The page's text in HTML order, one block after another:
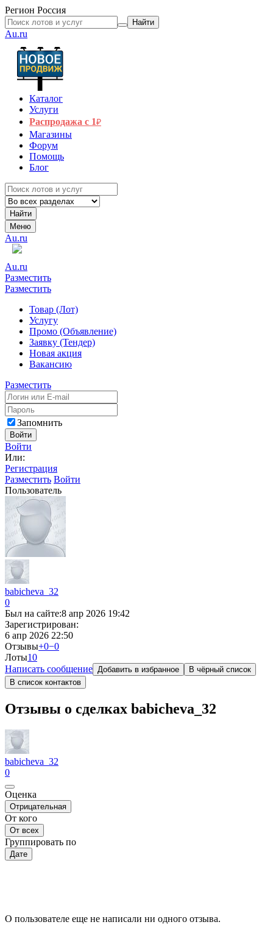
Регион Россия
Найти
Au.ru
Каталог
Услуги
Распродажа с 1₽
Магазины
Форум
Помощь
Блог
Найти
Меню
Au.ru
Au.ru
Разместить
Разместить
Товар (Лот)
Услугу
Промо (Объявление)
Заявку (Тендер)
Новая акция
Вакансию
Разместить
Запомнить
Войти
Войти
Или:
Регистрация
Разместить Войти
Пользователь
babicheva_32
0
Был на сайте:8 апр 2026 19:42
Зарегистрирован:
6 апр 2026 22:50
Отзывы+0−0
Лоты10
Написать сообщение Добавить в избранное
В чёрный список
В список контактов
Отзывы о сделках babicheva_32
babicheva_32
0
Оценка
Отрицательная
От кого
От всех
Группировать по
Дате
О пользователе еще не написали ни одного отзыва.